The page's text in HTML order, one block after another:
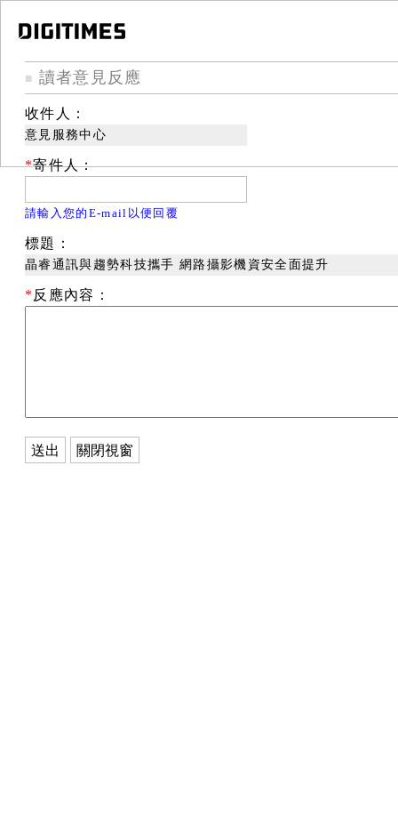
■ 讀者意見反應
收件人：
意見服務中心
*寄件人：
請輸入您的E-mail以便回覆
標題：
晶睿通訊與趨勢科技攜手 網路攝影機資安全面提升
* 反應內容：